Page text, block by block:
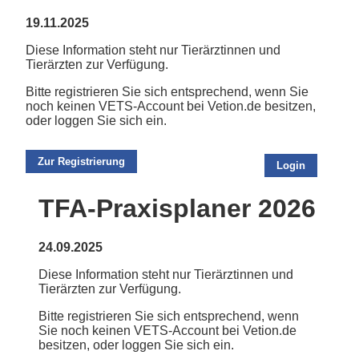
19.11.2025
Diese Information steht nur Tierärztinnen und
Tierärzten zur Verfügung.
Bitte registrieren Sie sich entsprechend, wenn Sie
noch keinen VETS-Account bei Vetion.de besitzen,
oder loggen Sie sich ein.
Zur Registrierung Login
TFA-Praxisplaner 2026
24.09.2025
Diese Information steht nur Tierärztinnen und
Tierärzten zur Verfügung.
Bitte registrieren Sie sich entsprechend, wenn
Sie noch keinen VETS-Account bei Vetion.de
besitzen, oder loggen Sie sich ein.